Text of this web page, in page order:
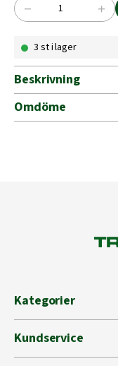
TRÄSKRUV
6,0X150
SB
− +
3 st i lager
Beskrivning
Omdöme
Kategorier
Kundservice